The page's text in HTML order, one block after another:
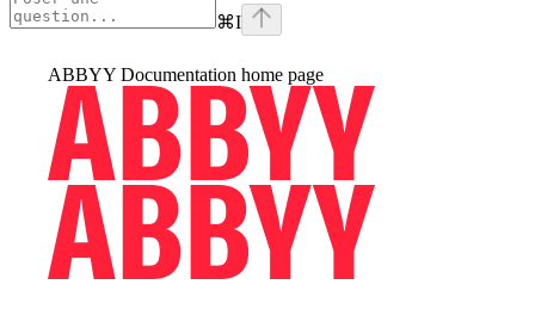
⌘I
ABBYY Documentation home page